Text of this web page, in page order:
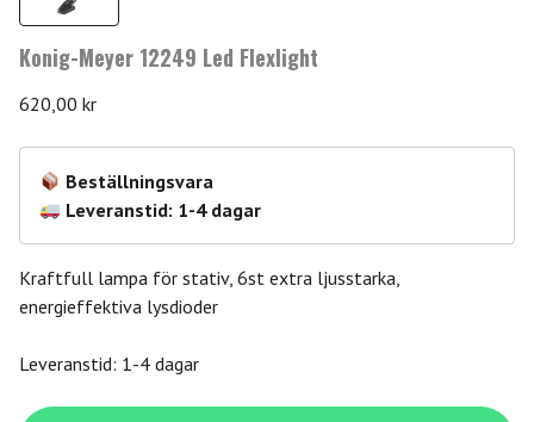
Konig-Meyer 12249 Led Flexlight
620,00 kr
Beställningsvara
Leveranstid: 1-4 dagar
Kraftfull lampa för stativ, 6st extra ljusstarka,
energieffektiva lysdioder
Leveranstid: 1-4 dagar